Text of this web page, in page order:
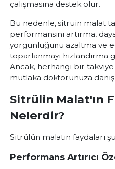
çalışmasına destek olur.
Bu nedenle, sitruin malat
performansını artırma,
yorgunluğunu azaltma ve
toparlanmayı hızlandırma
Ancak, herhangi bir
mutlaka doktorunuza
Sitrülin Malat'ın
Nelerdir?
Sitrülün malatın faydaları
Performans Artırıcı